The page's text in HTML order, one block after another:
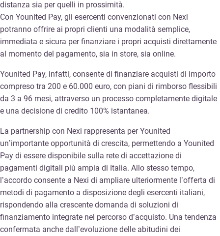
distanza sia per quelli in prossimità.
Con Younited Pay, gli esercenti convenzionati con Nexi
potranno offrire ai propri clienti una modalità semplice,
immediata e sicura per finanziare i propri acquisti direttamente
al momento del pagamento, sia in store, sia online.
Younited Pay, infatti, consente di finanziare acquisti di importo
compreso tra 200 e 60.000 euro, con piani di rimborso flessibili
da 3 a 96 mesi, attraverso un processo completamente digitale
e una decisione di credito 100% istantanea.
La partnership con Nexi rappresenta per Younited
un’importante opportunità di crescita, permettendo a Younited
Pay di essere disponibile sulla rete di accettazione di
pagamenti digitali più ampia di Italia. Allo stesso tempo,
l’accordo consente a Nexi di ampliare ulteriormente l’offerta di
metodi di pagamento a disposizione degli esercenti italiani,
rispondendo alla crescente domanda di soluzioni di
finanziamento integrate nel percorso d’acquisto. Una tendenza
confermata anche dall’evoluzione delle abitudini dei